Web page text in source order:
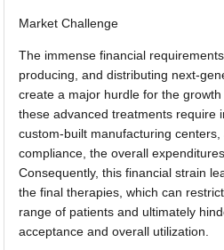
Market Challenge
The immense financial
producing, and distributing next-
create a major hurdle for the
these advanced treatments require
custom-built manufacturing
compliance, the overall
Consequently, this financial strain
the final therapies, which can
range of patients and ultimately
acceptance and overall utilization.